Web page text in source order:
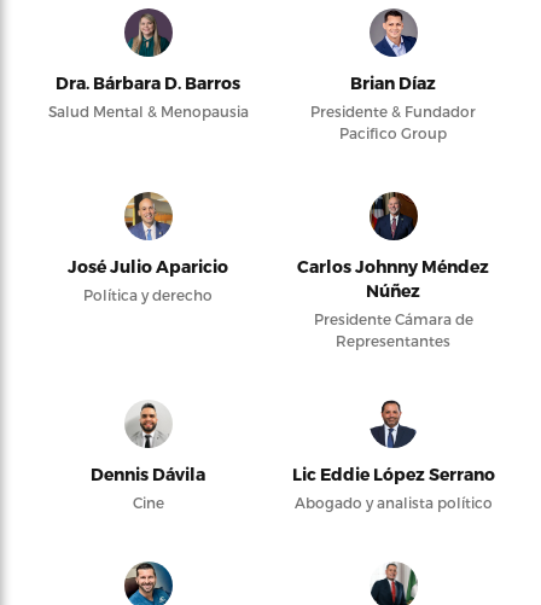
Dra. Bárbara D. Barros
Salud Mental & Menopausia
Brian Díaz
Presidente & Fundador
Pacifico Group
José Julio Aparicio
Política y derecho
Carlos Johnny Méndez
Núñez
Presidente Cámara de
Representantes
Dennis Dávila
Cine
Lic Eddie López Serrano
Abogado y analista político